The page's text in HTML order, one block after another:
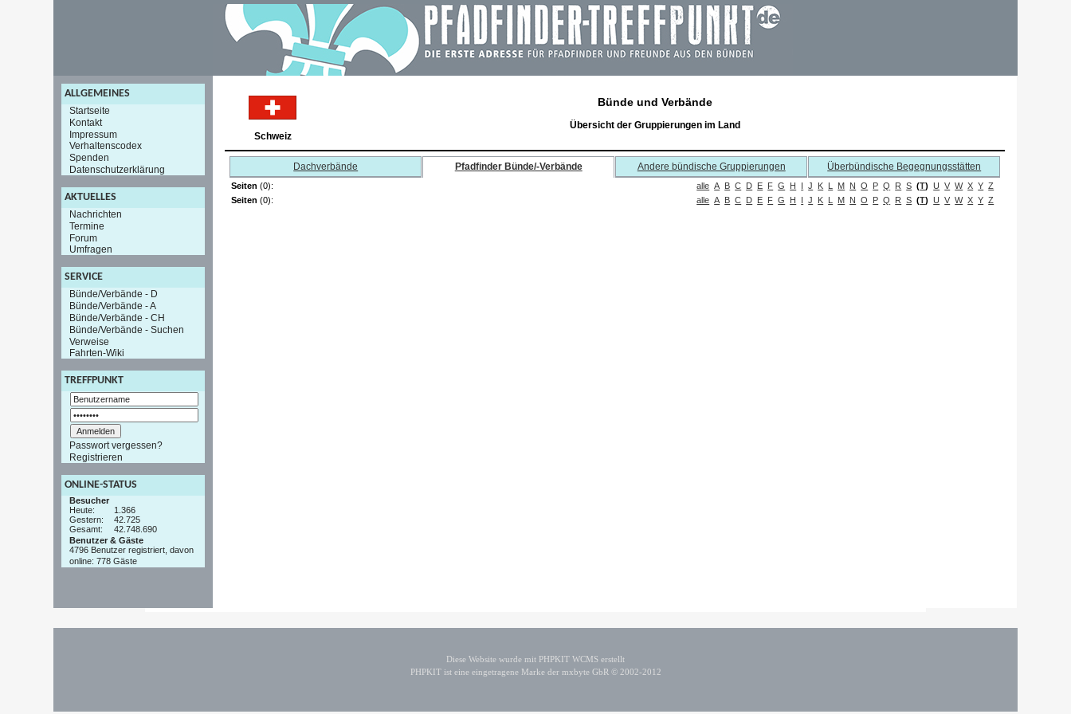
ALLGEMEINES
Startseite
Kontakt
Impressum
Verhaltenscodex
Spenden
Datenschutzerklärung
AKTUELLES
Nachrichten
Termine
Forum
Umfragen
SERVICE
Bünde/Verbände - D
Bünde/Verbände - A
Bünde/Verbände - CH
Bünde/Verbände - Suchen
Verweise
Fahrten-Wiki
TREFFPUNKT
Passwort vergessen?
Registrieren
ONLINE-STATUS
Besucher
Heute:
1.366
Gestern:
42.725
Gesamt:
42.748.690
Benutzer & Gäste
4796 Benutzer registriert, davon
online: 778 Gäste
Schweiz
Bünde und Verbände
Übersicht der Gruppierungen im Land
Dachverbände Pfadfinder Bünde/-Verbände Andere bündische Gruppierungen Überbündische Begegnungsstätten
Seiten (0): alle A B C D E F G H I J K L M N O P Q R S (T) U V W X Y Z
Seiten (0): alle A B C D E F G H I J K L M N O P Q R S (T) U V W X Y Z
Diese Website wurde mit PHPKIT WCMS erstellt
PHPKIT ist eine eingetragene Marke der mxbyte GbR © 2002-2012